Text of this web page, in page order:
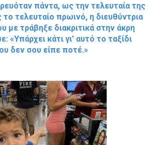
πάντα, ως την τελευταία της
τελευταίο πρωινό, η διευθύντρια
με τράβηξε διακριτικά στην άκρη
«Υπάρχει κάτι γι’ αυτό το ταξίδι
δεν σου είπε ποτέ.»